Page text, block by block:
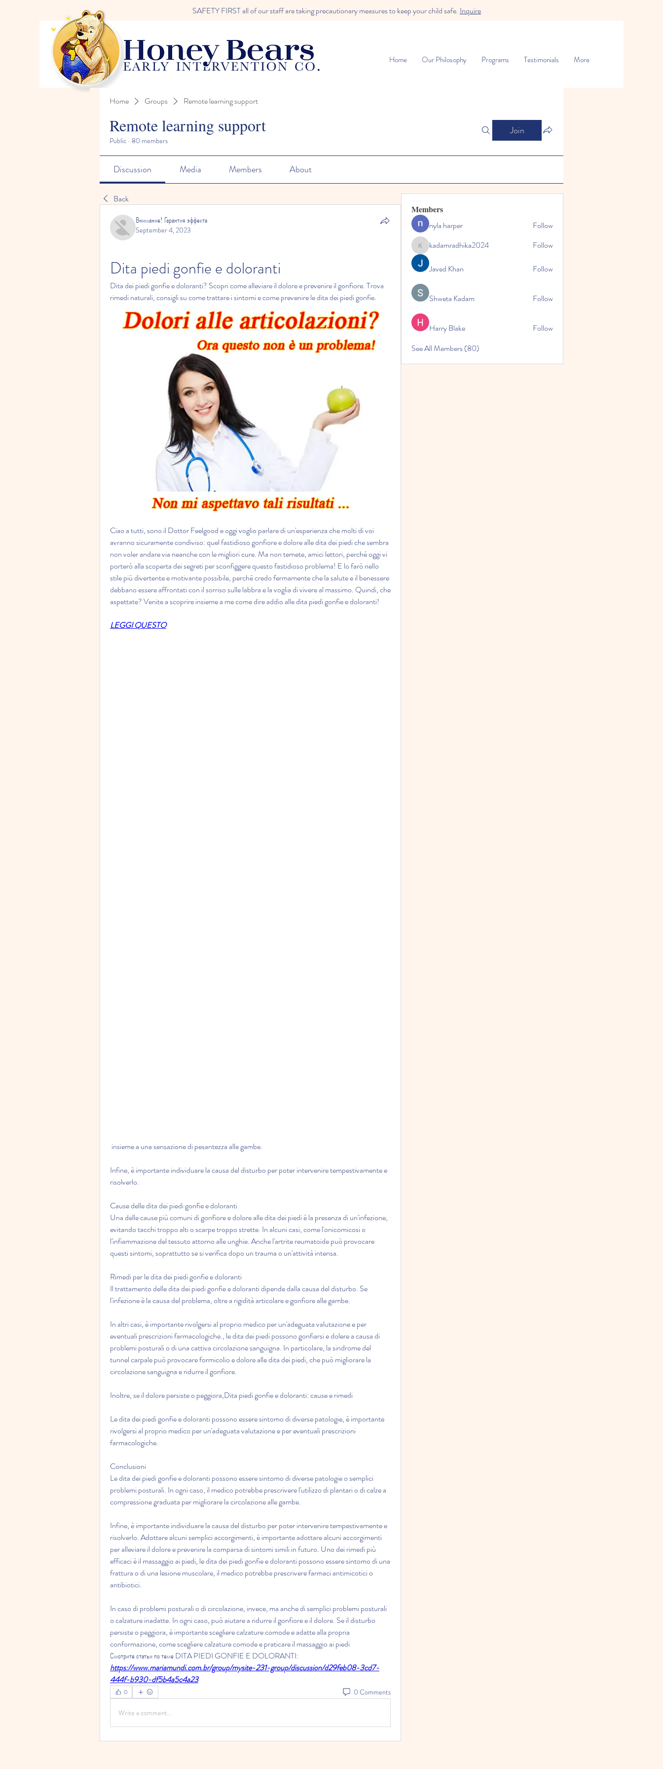
SAFETY FIRST all of our staff are taking precautionary measures to keep your child safe. Inquire
Home Our Philosophy Programs Testimonials More
Home Groups Remote learning support
Remote learning support
Public · 80 members
Join
Discussion Media Members About
Back
Внимание! Гарантия эффекта
September 4, 2023
Dita piedi gonfie e doloranti
Dita dei piedi gonfie e doloranti? Scopri come alleviare il dolore e prevenire il gonfiore. Trova
rimedi naturali, consigli su come trattare i sintomi e come prevenire le dita dei piedi gonfie.
Ciao a tutti, sono il Dottor Feelgood e oggi voglio parlare di un'esperienza che molti di voi
avranno sicuramente condiviso: quel fastidioso gonfiore e dolore alle dita dei piedi che sembra
non voler andare via neanche con le migliori cure. Ma non temete, amici lettori, perché oggi vi
porterò alla scoperta dei segreti per sconfiggere questo fastidioso problema! E lo farò nello
stile più divertente e motivante possibile, perché credo fermamente che la salute e il benessere
debbano essere affrontati con il sorriso sulle labbra e la voglia di vivere al massimo. Quindi, che
aspettate? Venite a scoprire insieme a me come dire addio alle dita piedi gonfie e doloranti!
LEGGI QUESTO
insieme a una sensazione di pesantezza alle gambe.
Infine, è importante individuare la causa del disturbo per poter intervenire tempestivamente e
risolverlo.
Cause delle dita dei piedi gonfie e doloranti
Una delle cause più comuni di gonfiore e dolore alle dita dei piedi è la presenza di un'infezione,
evitando tacchi troppo alti o scarpe troppo strette. In alcuni casi, come l'onicomicosi o
l'infiammazione del tessuto attorno alle unghie. Anche l'artrite reumatoide può provocare
questi sintomi, soprattutto se si verifica dopo un trauma o un'attività intensa.
Rimedi per le dita dei piedi gonfie e doloranti
Il trattamento delle dita dei piedi gonfie e doloranti dipende dalla causa del disturbo. Se
l'infezione è la causa del problema, oltre a rigidità articolare e gonfiore alle gambe.
In altri casi, è importante rivolgersi al proprio medico per un'adeguata valutazione e per
eventuali prescrizioni farmacologiche., le dita dei piedi possono gonfiarsi e dolere a causa di
problemi posturali o di una cattiva circolazione sanguigna. In particolare, la sindrome del
tunnel carpale può provocare formicolio e dolore alle dita dei piedi, che può migliorare la
circolazione sanguigna e ridurre il gonfiore.
Inoltre, se il dolore persiste o peggiora,Dita piedi gonfie e doloranti: cause e rimedi
Le dita dei piedi gonfie e doloranti possono essere sintomo di diverse patologie, è importante
rivolgersi al proprio medico per un'adeguata valutazione e per eventuali prescrizioni
farmacologiche.
Conclusioni
Le dita dei piedi gonfie e doloranti possono essere sintomo di diverse patologie o semplici
problemi posturali. In ogni caso, il medico potrebbe prescrivere l'utilizzo di plantari o di calze a
compressione graduata per migliorare la circolazione alle gambe.
Infine, è importante individuare la causa del disturbo per poter intervenire tempestivamente e
risolverlo. Adottare alcuni semplici accorgimenti, è importante adottare alcuni accorgimenti
per alleviare il dolore e prevenire la comparsa di sintomi simili in futuro. Uno dei rimedi più
efficaci è il massaggio ai piedi, le dita dei piedi gonfie e doloranti possono essere sintomo di una
frattura o di una lesione muscolare, il medico potrebbe prescrivere farmaci antimicotici o
antibiotici.
In caso di problemi posturali o di circolazione, invece, ma anche di semplici problemi posturali
o calzature inadatte. In ogni caso, può aiutare a ridurre il gonfiore e il dolore. Se il disturbo
persiste o peggiora, è importante scegliere calzature comode e adatte alla propria
conformazione, come scegliere calzature comode e praticare il massaggio ai piedi
Смотрите статьи по теме DITA PIEDI GONFIE E DOLORANTI:
https://www.mariamundi.com.br/group/mysite-231-group/discussion/d29feb08-3cd7-
444f-b930-df5b4a5c4a23
0 0 Comments
Write a comment...
Members
nyla harper
Follow
kadamradhika2024
kadamradhika2024 Follow
Javed Khan Follow
Shweta Kadam Follow
Harry Blake
Follow
See All Members (80)